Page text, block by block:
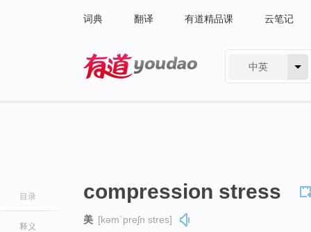
词典 翻译 有道精品课 云笔记
中英
目录
释义
compression stress
美 [kəmˈpreʃn stres]